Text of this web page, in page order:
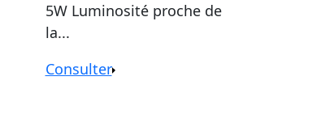
5W Luminosité proche de
la...
Consulter